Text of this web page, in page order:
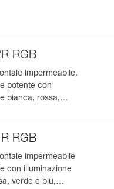
RGB
impermeabile,
potente con
bianca, rossa,
RGB
impermeabile
con illuminazione
verde e blu,